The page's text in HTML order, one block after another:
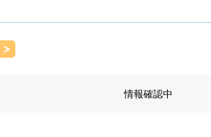
>
情報確認中